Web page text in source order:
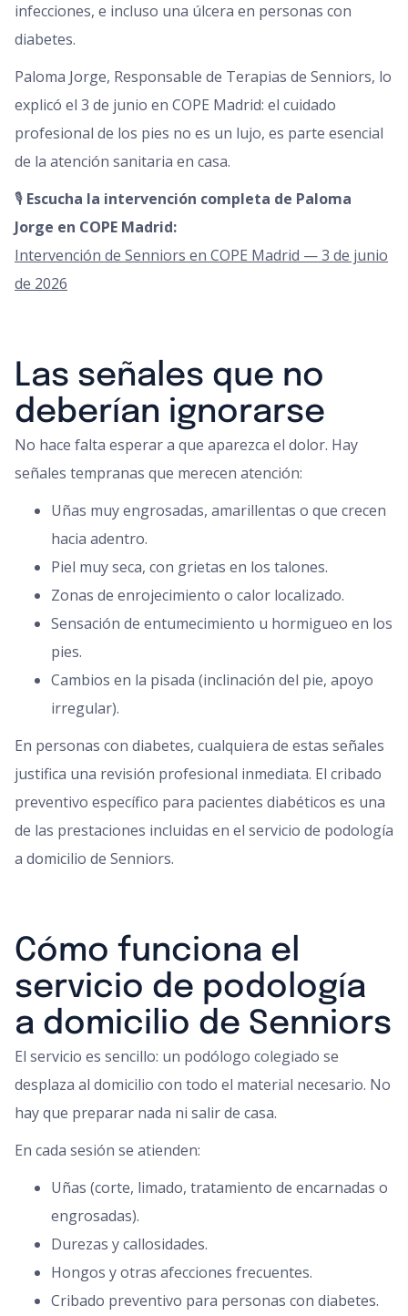
infecciones, e incluso una úlcera en personas con
diabetes.
Paloma Jorge, Responsable de Terapias de Senniors, lo
explicó el 3 de junio en COPE Madrid: el cuidado
profesional de los pies no es un lujo, es parte esencial
de la atención sanitaria en casa.
🎙️ Escucha la intervención completa de Paloma
Jorge en COPE Madrid:
Intervención de Senniors en COPE Madrid — 3 de junio
de 2026
Las señales que no
deberían ignorarse
No hace falta esperar a que aparezca el dolor. Hay
señales tempranas que merecen atención:
Uñas muy engrosadas, amarillentas o que crecen
hacia adentro.
Piel muy seca, con grietas en los talones.
Zonas de enrojecimiento o calor localizado.
Sensación de entumecimiento u hormigueo en los
pies.
Cambios en la pisada (inclinación del pie, apoyo
irregular).
En personas con diabetes, cualquiera de estas señales
justifica una revisión profesional inmediata. El cribado
preventivo específico para pacientes diabéticos es una
de las prestaciones incluidas en el servicio de podología
a domicilio de Senniors.
Cómo funciona el
servicio de podología
a domicilio de Senniors
El servicio es sencillo: un podólogo colegiado se
desplaza al domicilio con todo el material necesario. No
hay que preparar nada ni salir de casa.
En cada sesión se atienden:
Uñas (corte, limado, tratamiento de encarnadas o
engrosadas).
Durezas y callosidades.
Hongos y otras afecciones frecuentes.
Cribado preventivo para personas con diabetes.